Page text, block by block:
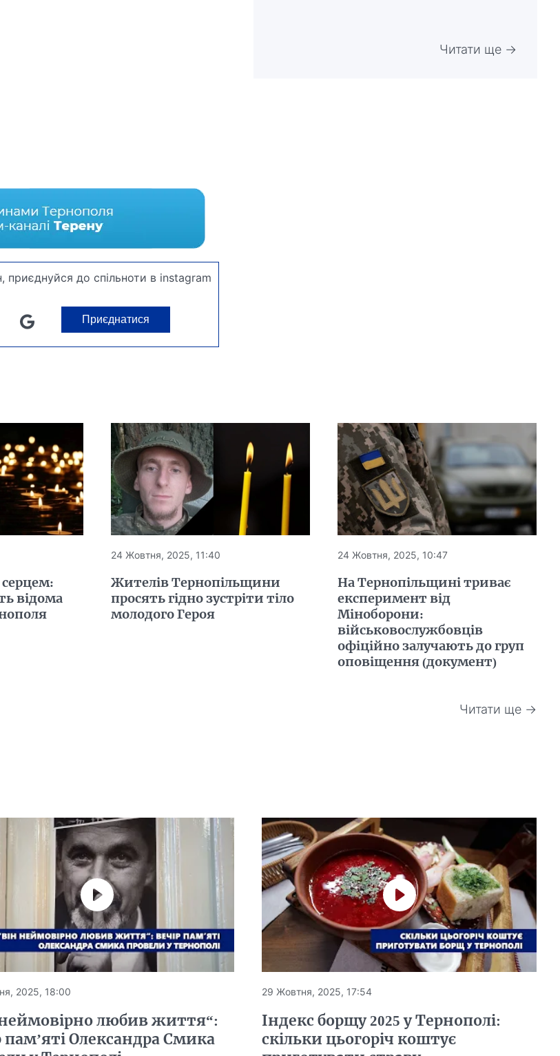
приєднуйся до спільноти в instagram
Приєднатися
Читати ще →
відома
24 Жовтня, 2025, 11:40
Жителів Тернопільщини
просять гідно зустріти тіло
молодого Героя
24 Жовтня, 2025, 10:47
На Тернопільщині триває
експеримент від
Міноборони:
військовослужбовців
офіційно залучають до груп
оповіщення (документ)
Читати ще →
2025, 18:00
любив життя“:
пам’яті Олександра Смика
29 Жовтня, 2025, 17:54
Індекс борщу 2025 у Тернополі:
скільки цьогоріч коштує